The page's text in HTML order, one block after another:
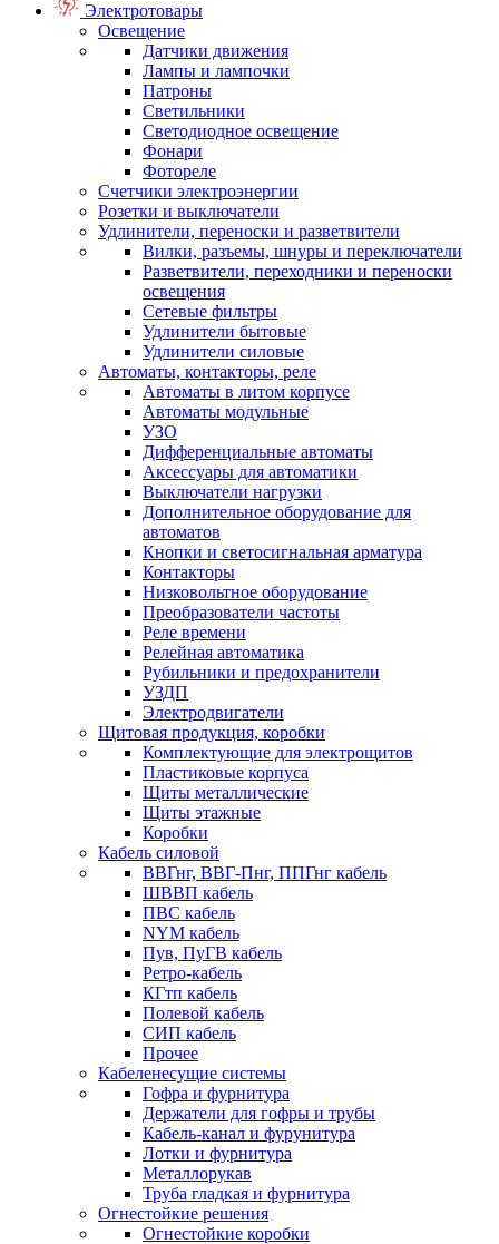
Электротовары
Освещение
Датчики движения
Лампы и лампочки
Патроны
Светильники
Светодиодное освещение
Фонари
Фотореле
Счетчики электроэнергии
Розетки и выключатели
Удлинители, переноски и разветвители
Вилки, разъемы, шнуры и переключатели
Разветвители, переходники и переноски
освещения
Сетевые фильтры
Удлинители бытовые
Удлинители силовые
Автоматы, контакторы, реле
Автоматы в литом корпусе
Автоматы модульные
УЗО
Дифференциальные автоматы
Аксессуары для автоматики
Выключатели нагрузки
Дополнительное оборудование для
автоматов
Кнопки и светосигнальная арматура
Контакторы
Низковольтное оборудование
Преобразователи частоты
Реле времени
Релейная автоматика
Рубильники и предохранители
УЗДП
Электродвигатели
Щитовая продукция, коробки
Комплектующие для электрощитов
Пластиковые корпуса
Щиты металлические
Щиты этажные
Коробки
Кабель силовой
ВВГнг, ВВГ-Пнг, ППГнг кабель
ШВВП кабель
ПВС кабель
NYM кабель
Пув, ПуГВ кабель
Ретро-кабель
КГтп кабель
Полевой кабель
СИП кабель
Прочее
Кабеленесущие системы
Гофра и фурнитура
Держатели для гофры и трубы
Кабель-канал и фурунитура
Лотки и фурнитура
Металлорукав
Труба гладкая и фурнитура
Огнестойкие решения
Огнестойкие коробки